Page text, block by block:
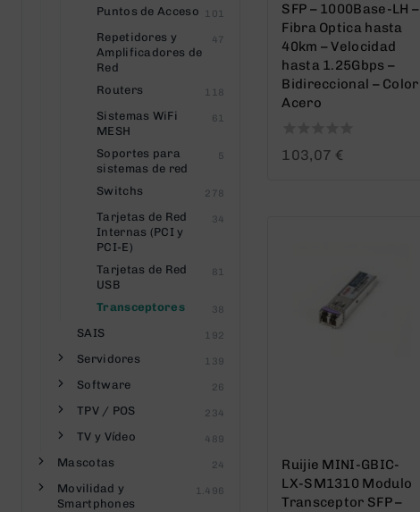
SFP – 1000Base-LH –
Fibra Optica hasta
40km – Velocidad
hasta 1.25Gbps –
Bidireccional – Color
Acero
0
103,07 €
Ruijie MINI-GBIC-
LX-SM1310 Modulo
Transceptor SFP –
Puntos de Acceso 101
Repetidores y
Amplificadores de
Red
47
Routers 118
Sistemas WiFi
MESH
61
Soportes para
sistemas de red
5
Switchs 278
Tarjetas de Red
Internas (PCI y
PCI-E)
34
Tarjetas de Red
USB
81
Transceptores 38
SAIS 192
Servidores 139
Software 26
TPV / POS 234
TV y Vídeo 489
Mascotas 24
Movilidad y
Smartphones
1.496